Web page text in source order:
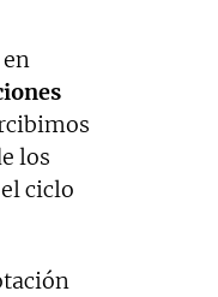
los
ciclo